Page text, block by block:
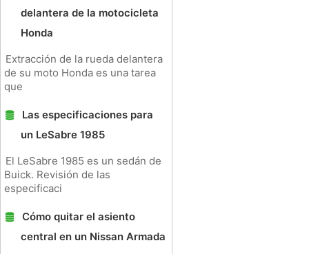
delantera de la motocicleta
Honda
Extracción de la rueda delantera
de su moto Honda es una tarea
que
Las especificaciones para
un LeSabre 1985
El LeSabre 1985 es un sedán de
Buick. Revisión de las
especificaci
Cómo quitar el asiento
central en un Nissan Armada